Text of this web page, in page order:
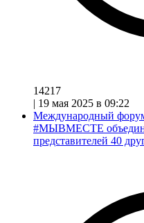
14217
| 19 мая 2025 в 09:22
Международный
#МЫВМЕСТЕ
представителей 40